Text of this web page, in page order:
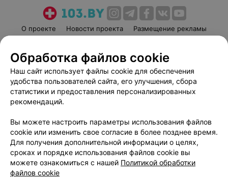
О проекте Новости проекта
Размещение рекламы
Пользовательское соглашение
Способы оплаты
Вакансии
Партнеры
Написать руководителю 103.by
Обработка персональных данных
Обработка файлов cookie
Наш сайт использует файлы cookie для обеспечения
удобства пользователей сайта, его улучшения, сбора
статистики и предоставления персонализированных
рекомендаций.
Вы можете настроить параметры использования файлов
cookie или изменить свое согласие в более позднее время.
Для получения дополнительной информации о целях,
сроках и порядке использования файлов cookie вы
можете ознакомиться с нашей Политикой обработки
файлов cookie